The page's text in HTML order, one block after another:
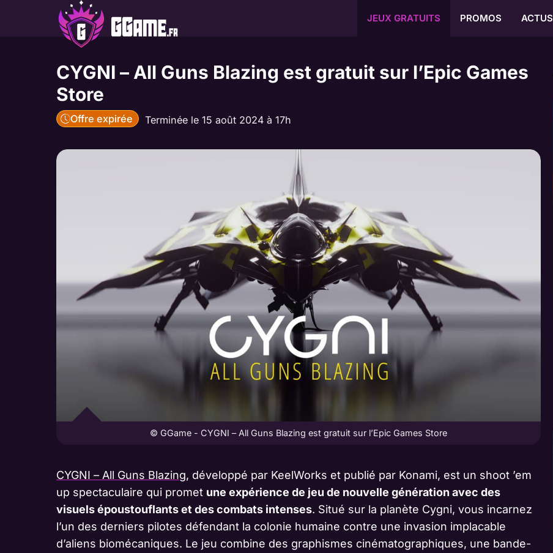
JEUX GRATUITS PROMOS ACTUS
CYGNI – All Guns Blazing est gratuit sur l’Epic Games
Store
Offre expirée Terminée le 15 août 2024 à 17h
© GGame - CYGNI – All Guns Blazing est gratuit sur l’Epic Games Store
CYGNI – All Guns Blazing, développé par KeelWorks et publié par Konami, est un shoot ’em
up spectaculaire qui promet une expérience de jeu de nouvelle génération avec des
visuels époustouflants et des combats intenses. Situé sur la planète Cygni, vous incarnez
l’un des derniers pilotes défendant la colonie humaine contre une invasion implacable
d’aliens biomécaniques. Le jeu combine des graphismes cinématographiques, une bande-